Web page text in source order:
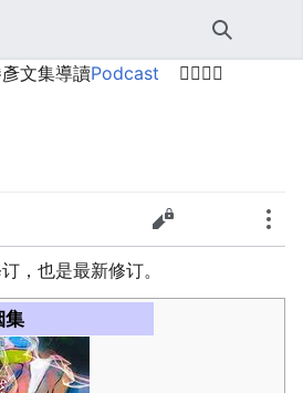
搜索
文集導讀Podcast 🙋‍♂️🙋‍♀️
，也是最新修订。
集